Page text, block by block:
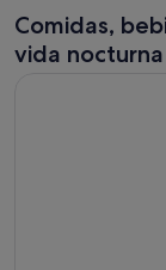
Comidas,
vida nocturna